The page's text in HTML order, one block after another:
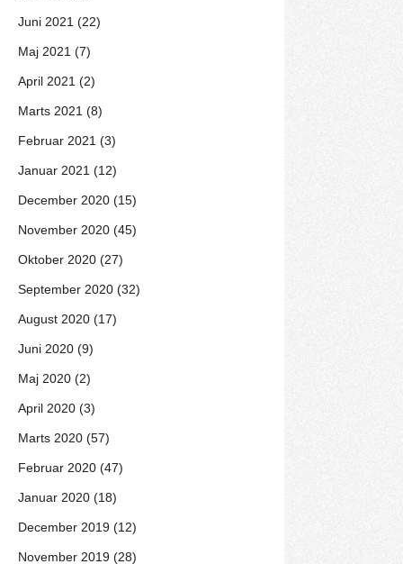
Juni 2021 (22)
Maj 2021 (7)
April 2021 (2)
Marts 2021 (8)
Februar 2021 (3)
Januar 2021 (12)
December 2020 (15)
November 2020 (45)
Oktober 2020 (27)
September 2020 (32)
August 2020 (17)
Juni 2020 (9)
Maj 2020 (2)
April 2020 (3)
Marts 2020 (57)
Februar 2020 (47)
Januar 2020 (18)
December 2019 (12)
November 2019 (28)